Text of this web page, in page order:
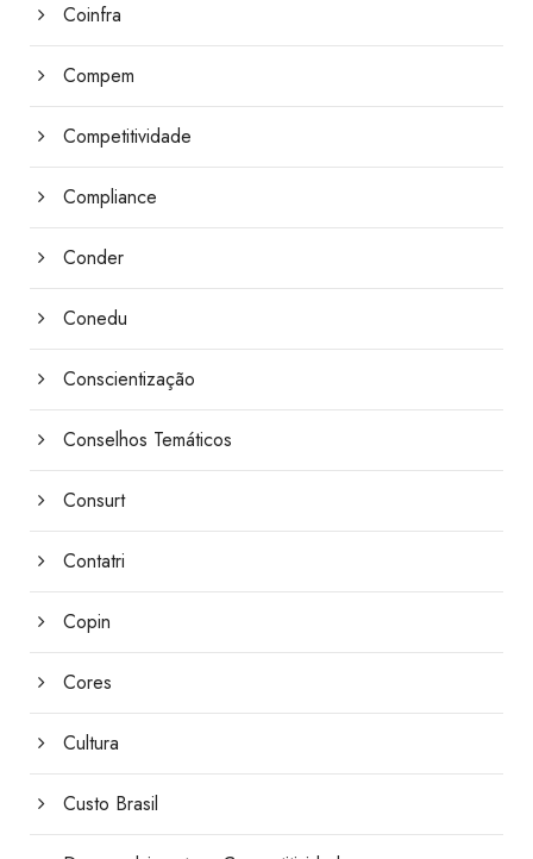
Coinfra
Compem
Competitividade
Compliance
Conder
Conedu
Conscientização
Conselhos Temáticos
Consurt
Contatri
Copin
Cores
Cultura
Custo Brasil